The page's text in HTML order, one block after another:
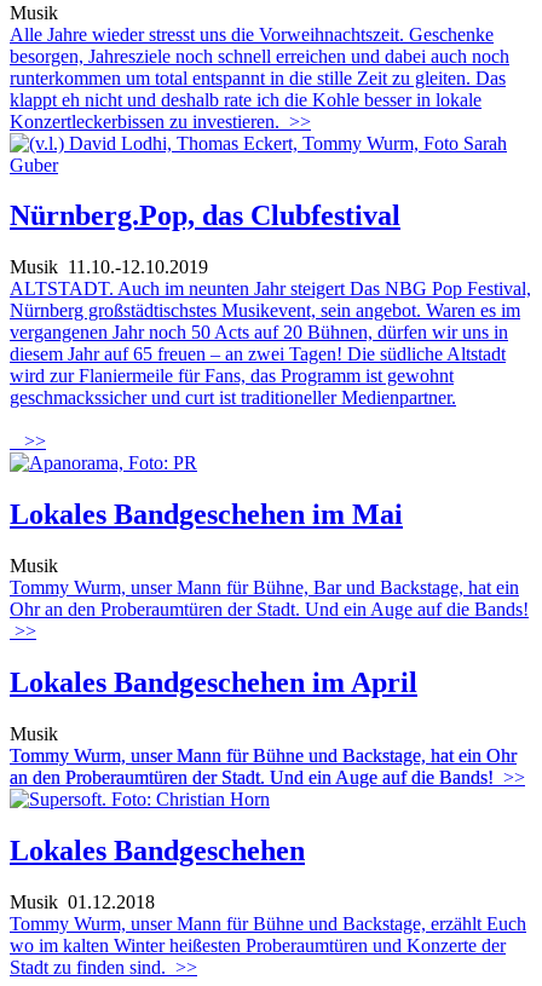
Musik
Alle Jahre wieder stresst uns die Vorweihnachtszeit. Geschenke
besorgen, Jahresziele noch schnell erreichen und dabei auch noch
runterkommen um total entspannt in die stille Zeit zu gleiten. Das
klappt eh nicht und deshalb rate ich die Kohle besser in lokale
Konzertleckerbissen zu investieren. >>
Nürnberg.Pop, das Clubfestival
Musik 11.10.-12.10.2019
ALTSTADT. Auch im neunten Jahr steigert Das NBG Pop Festival,
Nürnberg großstädtischstes Musikevent, sein angebot. Waren es im
vergangenen Jahr noch 50 Acts auf 20 Bühnen, dürfen wir uns in
diesem Jahr auf 65 freuen – an zwei Tagen! Die südliche Altstadt
wird zur Flaniermeile für Fans, das Programm ist gewohnt
geschmackssicher und curt ist traditioneller Medienpartner.
>>
Lokales Bandgeschehen im Mai
Musik
Tommy Wurm, unser Mann für Bühne, Bar und Backstage, hat ein
Ohr an den Proberaumtüren der Stadt. Und ein Auge auf die Bands!
>>
Lokales Bandgeschehen im April
Musik
Tommy Wurm, unser Mann für Bühne und Backstage, hat ein Ohr
an den Proberaumtüren der Stadt. Und ein Auge auf die Bands! >>
Lokales Bandgeschehen
Musik 01.12.2018
Tommy Wurm, unser Mann für Bühne und Backstage, erzählt Euch
wo im kalten Winter heißesten Proberaumtüren und Konzerte der
Stadt zu finden sind. >>